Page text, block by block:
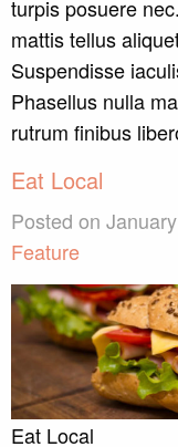
turpis posuere
mattis tellus
Suspendisse
Phasellus nulla
rutrum finibus
Eat Local
Posted on
Feature
Eat Local